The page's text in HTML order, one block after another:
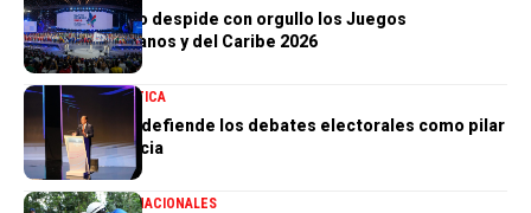
Santo Domingo despide con orgullo los Juegos
Centroamericanos y del Caribe 2026
NACIONALESPOLÍTICA
Abel Martínez defiende los debates electorales como pilar
de la democracia
MEDIO AMBIENTENACIONALES